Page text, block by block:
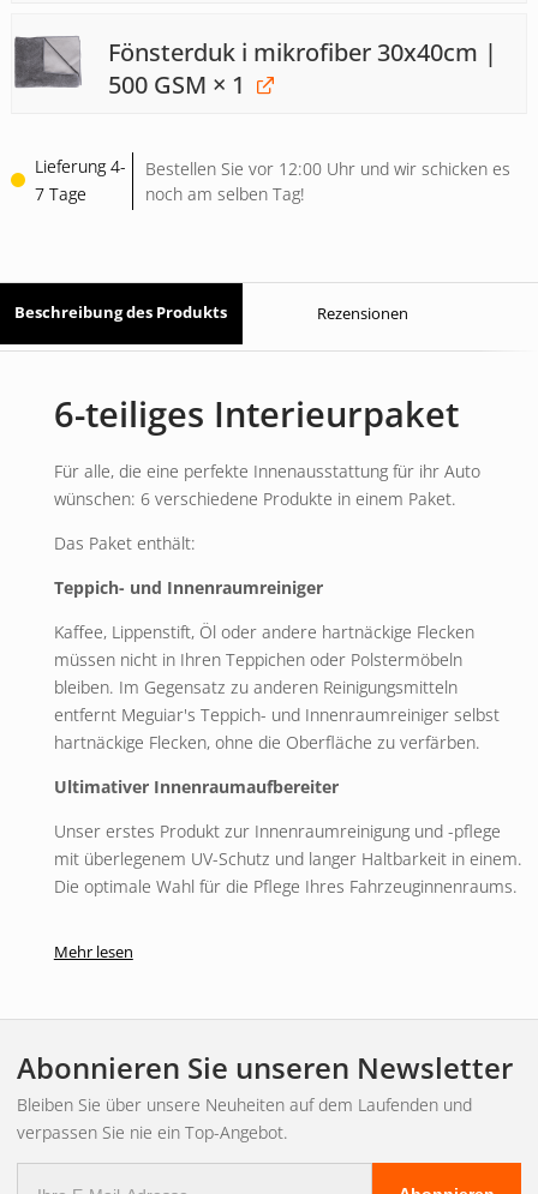
Fönsterduk i mikrofiber 30x40cm |
500 GSM × 1
Lieferung 4-
7 Tage
Bestellen Sie vor 12:00 Uhr und wir schicken es
noch am selben Tag!
Beschreibung des Produkts Rezensionen
6-teiliges Interieurpaket
Für alle, die eine perfekte Innenausstattung für ihr Auto
wünschen: 6 verschiedene Produkte in einem Paket.
Das Paket enthält:
Teppich- und Innenraumreiniger
Kaffee, Lippenstift, Öl oder andere hartnäckige Flecken
müssen nicht in Ihren Teppichen oder Polstermöbeln
bleiben. Im Gegensatz zu anderen Reinigungsmitteln
entfernt Meguiar's Teppich- und Innenraumreiniger selbst
hartnäckige Flecken, ohne die Oberfläche zu verfärben.
Ultimativer Innenraumaufbereiter
Unser erstes Produkt zur Innenraumreinigung und -pflege
mit überlegenem UV-Schutz und langer Haltbarkeit in einem.
Die optimale Wahl für die Pflege Ihres Fahrzeuginnenraums.
natürliche Aussehen des Leders wieder her.
Perfect Clarity Glasreiniger
Noch nie war es so einfach, Glas so perfekt aussehen zu
Mehr lesen
Abonnieren Sie unseren Newsletter
Bleiben Sie über unsere Neuheiten auf dem Laufenden und
verpassen Sie nie ein Top-Angebot.